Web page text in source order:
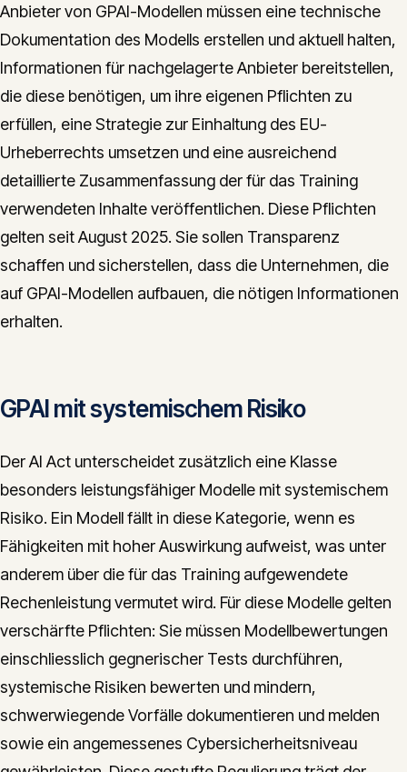
Anbieter von GPAI-Modellen müssen eine technische
Dokumentation des Modells erstellen und aktuell halten,
Informationen für nachgelagerte Anbieter bereitstellen,
die diese benötigen, um ihre eigenen Pflichten zu
erfüllen, eine Strategie zur Einhaltung des EU-
Urheberrechts umsetzen und eine ausreichend
detaillierte Zusammenfassung der für das Training
verwendeten Inhalte veröffentlichen. Diese Pflichten
gelten seit August 2025. Sie sollen Transparenz
schaffen und sicherstellen, dass die Unternehmen, die
auf GPAI-Modellen aufbauen, die nötigen Informationen
erhalten.
GPAI mit systemischem Risiko
Der AI Act unterscheidet zusätzlich eine Klasse
besonders leistungsfähiger Modelle mit systemischem
Risiko. Ein Modell fällt in diese Kategorie, wenn es
Fähigkeiten mit hoher Auswirkung aufweist, was unter
anderem über die für das Training aufgewendete
Rechenleistung vermutet wird. Für diese Modelle gelten
verschärfte Pflichten: Sie müssen Modellbewertungen
einschliesslich gegnerischer Tests durchführen,
systemische Risiken bewerten und mindern,
schwerwiegende Vorfälle dokumentieren und melden
sowie ein angemessenes Cybersicherheitsniveau